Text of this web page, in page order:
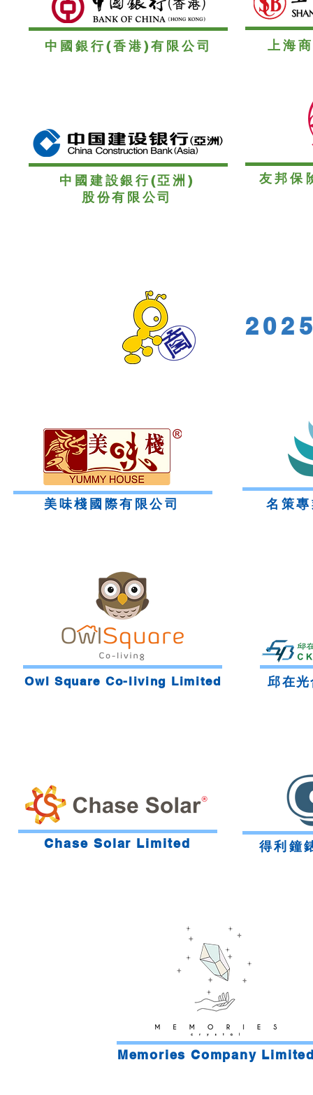
中國銀行(香港)有限公司 上海
中國建設銀行(亞洲)
股份有限公司
友邦保
​美味棧國際有限公司 名策
Owl Square Co-living Limited 邱在
Chase Solar Limited 得利鐘
​Memories Company